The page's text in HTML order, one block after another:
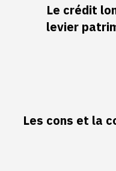
Le crédit
levier
Les cons et la